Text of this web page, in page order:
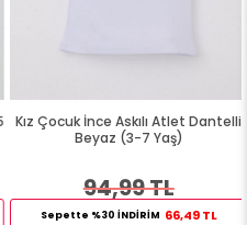
Kız Çocuk İnce Askılı Atlet Dantelli
Beyaz (3-7 Yaş)
94,99 TL
Sepette %30 İNDİRİM 66,49 TL